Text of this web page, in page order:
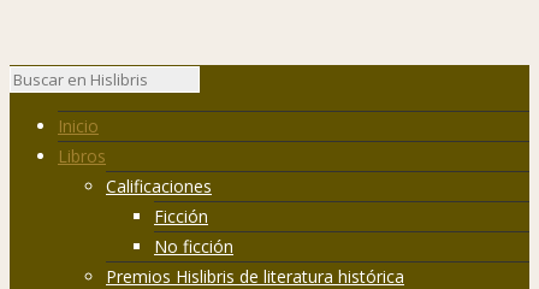
Inicio
Libros
Calificaciones
Ficción
No ficción
Premios Hislibris de literatura histórica